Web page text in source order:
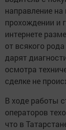
направление
прохождении и
интернете
от всякого
дарят
осмотра
сделке не
В ходе работы
операторов
что в